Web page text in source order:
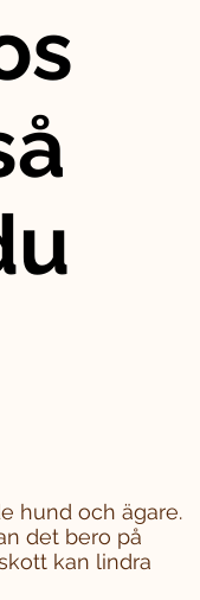
hund och ägare.
det bero på
kan lindra